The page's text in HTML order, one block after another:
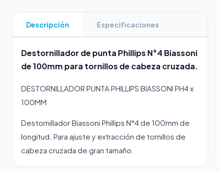
Descripción Especificaciones
Destornillador de punta Phillips N°4 Biassoni
de 100mm para tornillos de cabeza cruzada.
DESTORNILLADOR PUNTA PHILLIPS BIASSONI PH4 x
100MM
Destornillador Biassoni Phillips N°4 de 100mm de
longitud. Para ajuste y extracción de tornillos de
cabeza cruzada de gran tamaño.